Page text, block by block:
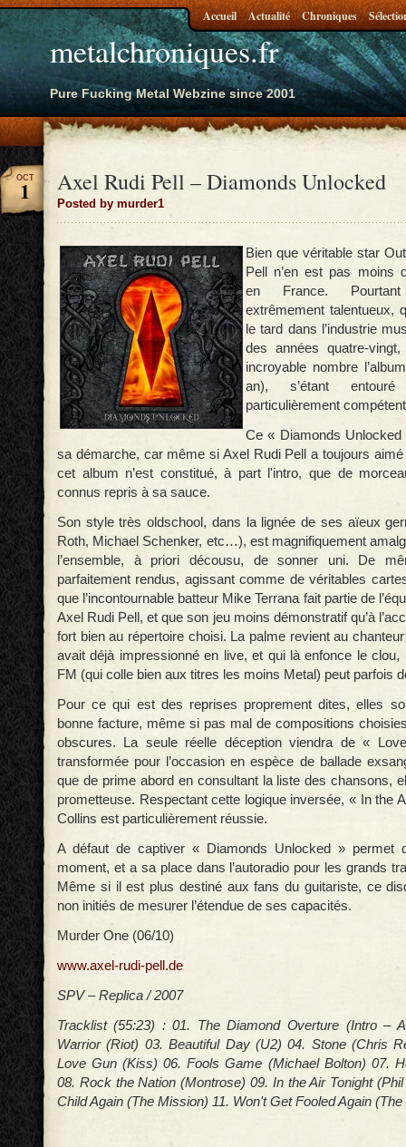
metalchroniques.fr
Pure Fucking Metal Webzine since 2001
Accueil Actualité Chroniques
Axel Rudi Pell – Diamonds Unlocked
Posted by murder1
OCT
1
Bien que véritable star
Pell n’en est pas moins
en France.
extrêmement talentueux,
le tard dans l’industrie
des années quatre-
incroyable nombre
an), s’étant
particulièrement
Ce « Diamonds
sa démarche, car même si Axel Rudi Pell a toujours
cet album n’est constitué, à part l'intro, que de
connus repris à sa sauce.
Son style très oldschool, dans la lignée de ses aïeux
Roth, Michael Schenker, etc…), est magnifiquement
l’ensemble, à priori décousu, de sonner uni. De
parfaitement rendus, agissant comme de véritables
que l’incontournable batteur Mike Terrana fait partie de
Axel Rudi Pell, et que son jeu moins démonstratif qu’à
fort bien au répertoire choisi. La palme revient au
avait déjà impressionné en live, et qui là enfonce le
FM (qui colle bien aux titres les moins Metal) peut parfois
Pour ce qui est des reprises proprement dites, elles
bonne facture, même si pas mal de compositions
obscures. La seule réelle déception viendra de «
transformée pour l’occasion en espèce de ballade
que de prime abord en consultant la liste des chansons,
prometteuse. Respectant cette logique inversée, « In the
Collins est particulièrement réussie.
A défaut de captiver « Diamonds Unlocked » permet
moment, et a sa place dans l’autoradio pour les grands
Même si il est plus destiné aux fans du guitariste, ce
non initiés de mesurer l’étendue de ses capacités.
Murder One (06/10)
www.axel-rudi-pell.de
SPV – Replica / 2007
Tracklist (55:23) : 01. The Diamond Overture (Intro –
Warrior (Riot) 03. Beautiful Day (U2) 04. Stone (Chris
Love Gun (Kiss) 06. Fools Game (Michael Bolton) 07.
08. Rock the Nation (Montrose) 09. In the Air Tonight
Child Again (The Mission) 11. Won't Get Fooled Again (The